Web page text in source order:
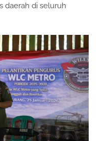
daerah di seluruh